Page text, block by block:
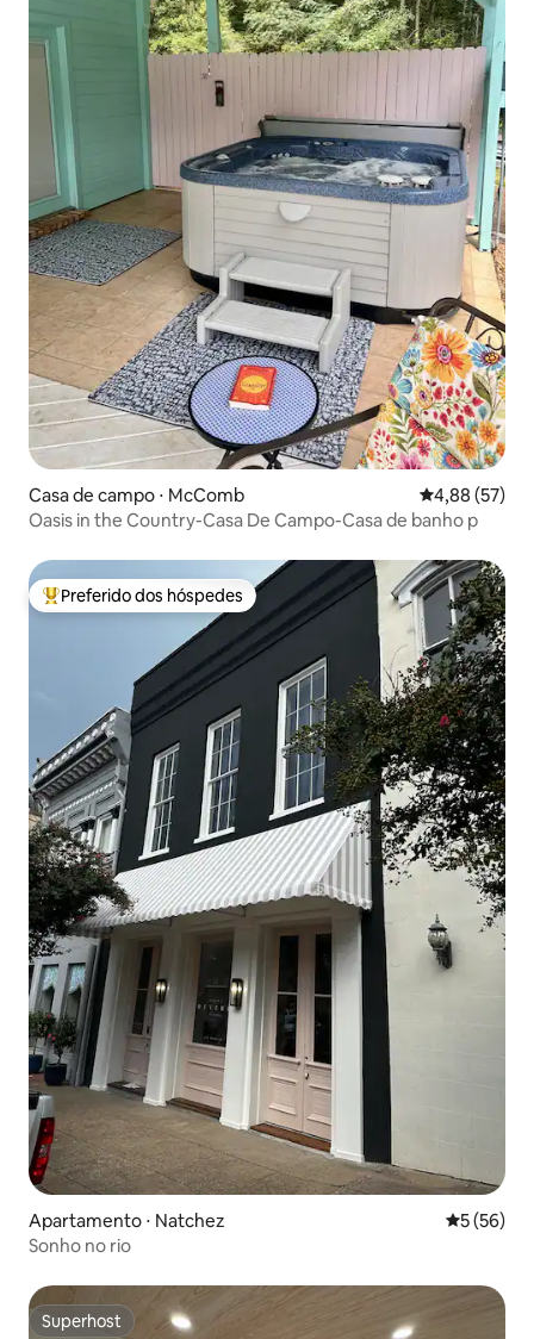
Casa de campo ⋅ McComb 4,88 de uma
4,88 (57)
Oasis in the Country-Casa De Campo-Casa de banho p
Entre os melhores preferidos dos hóspedes
Preferido dos hóspedes
Apartamento ⋅ Natchez 5 de uma
5 (56)
Sonho no rio
Superhost
Superhost